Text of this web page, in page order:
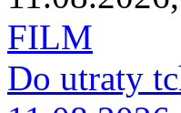
FILM
Do utraty